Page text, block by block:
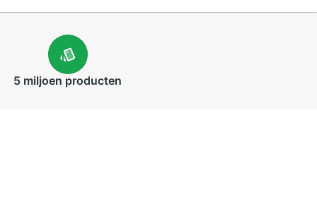
5 miljoen producten